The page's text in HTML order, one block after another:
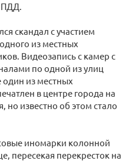
ПДД.
скандал с участием
из местных
Видеозапись с камер с
по одной из улиц
один из местных
в центре города на
но известно об этом стало
иномарки колонной
пересекая перекресток на